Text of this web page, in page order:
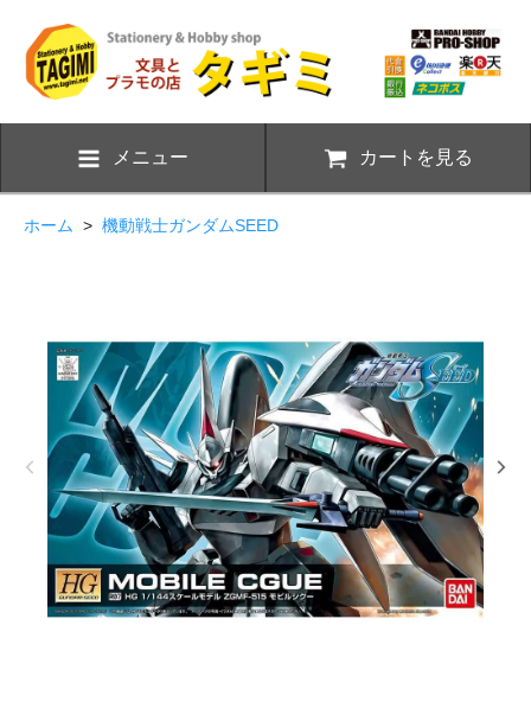
メニュー カートを見る
ホーム > 機動戦士ガンダムSEED